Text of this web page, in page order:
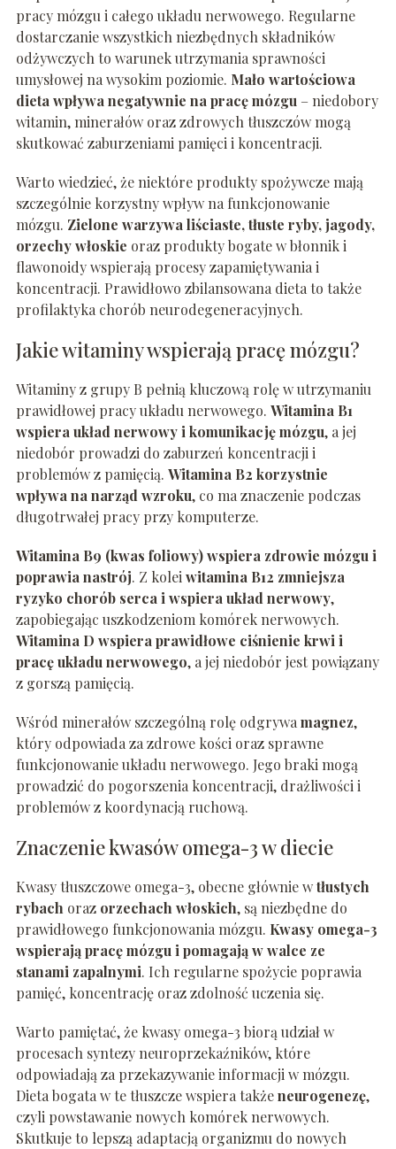
pracy mózgu i całego układu nerwowego. Regularne
dostarczanie wszystkich niezbędnych składników
odżywczych to warunek utrzymania sprawności
umysłowej na wysokim poziomie. Mało wartościowa
dieta wpływa negatywnie na pracę mózgu– niedobory
witamin, minerałów oraz zdrowych tłuszczów mogą
skutkować zaburzeniami pamięci i koncentracji.
Warto wiedzieć, że niektóre produkty spożywcze mają
szczególnie korzystny wpływ na funkcjonowanie
mózgu. Zielone warzywa liściaste, tłuste ryby, jagody,
orzechy włoskie oraz produkty bogate w błonnik i
flawonoidy wspierają procesy zapamiętywania i
koncentracji. Prawidłowo zbilansowana dieta to także
profilaktyka chorób neurodegeneracyjnych.
Jakie witaminy wspierają pracę mózgu?
Witaminy z grupy B pełnią kluczową rolę w utrzymaniu
prawidłowej pracy układu nerwowego. Witamina B1
wspiera układ nerwowy i komunikację mózgu, a jej
niedobór prowadzi do zaburzeń koncentracji i
problemów z pamięcią. Witamina B2 korzystnie
wpływa na narząd wzroku, co ma znaczenie podczas
długotrwałej pracy przy komputerze.
Witamina B9 (kwas foliowy) wspiera zdrowie mózgu i
poprawia nastrój. Z koleiwitamina B12 zmniejsza
ryzyko chorób serca i wspiera układ nerwowy,
zapobiegając uszkodzeniom komórek nerwowych.
Witamina D wspiera prawidłowe ciśnienie krwi i
pracę układu nerwowego, a jej niedobór jest powiązany
z gorszą pamięcią.
Wśród minerałów szczególną rolę odgrywamagnez,
który odpowiada za zdrowe kości oraz sprawne
funkcjonowanie układu nerwowego. Jego braki mogą
prowadzić do pogorszenia koncentracji, drażliwości i
problemów z koordynacją ruchową.
Znaczenie kwasów omega-3 w diecie
Kwasy tłuszczowe omega-3, obecne głównie wtłustych
rybachoraz orzechach włoskich, są niezbędne do
prawidłowego funkcjonowania mózgu. Kwasy omega-3
wspierają pracę mózgu i pomagają w walce ze
stanami zapalnymi. Ich regularne spożycie poprawia
pamięć, koncentrację oraz zdolność uczenia się.
Warto pamiętać, że kwasy omega-3 biorą udział w
procesach syntezy neuroprzekaźników, które
odpowiadają za przekazywanie informacji w mózgu.
Dieta bogata w te tłuszcze wspiera takżeneurogenezę,
czyli powstawanie nowych komórek nerwowych.
Skutkuje to lepszą adaptacją organizmu do nowych